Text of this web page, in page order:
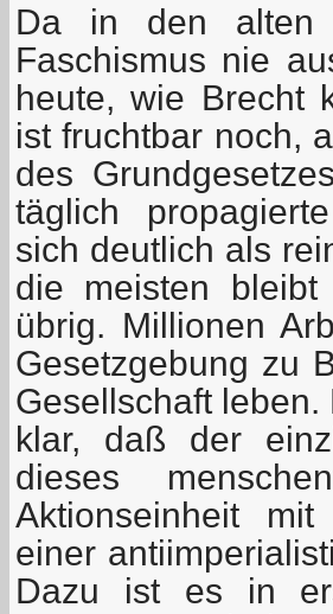
Da in den alten
Faschismus nie
heute, wie Brecht
ist fruchtbar noch,
des
täglich
sich deutlich als
die meisten bleibt
übrig. Millionen
Gesetzgebung zu
Gesellschaft
klar, daß der
dieses
Aktionseinheit
einer
Dazu ist es in